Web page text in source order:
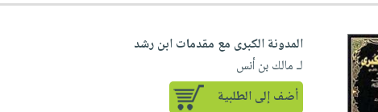
المدونة الكبرى مع مقدمات ابن رشد
لـ مالك بن أنس
أضف إلى الطلبية